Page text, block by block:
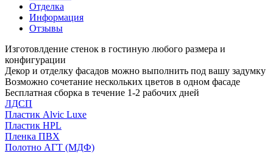
Отделка
Информация
Отзывы
Изготовлдение стенок в гостиную любого размера и
конфигурации
Декор и отделку фасадов можно выполнить под вашу задумку
Возможно сочетание нескольких цветов в одном фасаде
Бесплатная сборка в течение 1-2 рабочих дней
ЛДСП
Пластик Alvic Luxe
Пластик HPL
Пленка ПВХ
Полотно АГТ (МДФ)